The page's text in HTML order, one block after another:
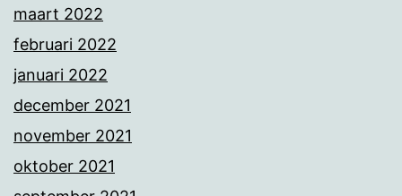
maart 2022
februari 2022
januari 2022
december 2021
november 2021
oktober 2021